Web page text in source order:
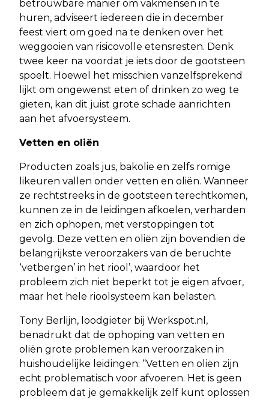
betrouwbare manier om vakmensen in te
huren, adviseert iedereen die in december
feest viert om goed na te denken over het
weggooien van risicovolle etensresten. Denk
twee keer na voordat je iets door de gootsteen
spoelt. Hoewel het misschien vanzelfsprekend
lijkt om ongewenst eten of drinken zo weg te
gieten, kan dit juist grote schade aanrichten
aan het afvoersysteem.
Vetten en oliën
Producten zoals jus, bakolie en zelfs romige
likeuren vallen onder vetten en oliën. Wanneer
ze rechtstreeks in de gootsteen terechtkomen,
kunnen ze in de leidingen afkoelen, verharden
en zich ophopen, met verstoppingen tot
gevolg. Deze vetten en oliën zijn bovendien de
belangrijkste veroorzakers van de beruchte
‘vetbergen’ in het riool’, waardoor het
probleem zich niet beperkt tot je eigen afvoer,
maar het hele rioolsysteem kan belasten.
Tony Berlijn, loodgieter bij Werkspot.nl,
benadrukt dat de ophoping van vetten en
oliën grote problemen kan veroorzaken in
huishoudelijke leidingen: “Vetten en oliën zijn
echt problematisch voor afvoeren. Het is geen
probleem dat je gemakkelijk zelf kunt oplossen